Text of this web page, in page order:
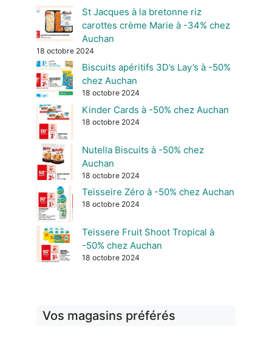
St Jacques à la bretonne riz
carottes crème Marie à -34% chez
Auchan
18 octobre 2024
Biscuits apéritifs 3D’s Lay’s à -50%
chez Auchan
18 octobre 2024
Kinder Cards à -50% chez Auchan
18 octobre 2024
Nutella Biscuits à -50% chez
Auchan
18 octobre 2024
Teisseire Zéro à -50% chez Auchan
18 octobre 2024
Teissere Fruit Shoot Tropical à
-50% chez Auchan
18 octobre 2024
Vos magasins préférés